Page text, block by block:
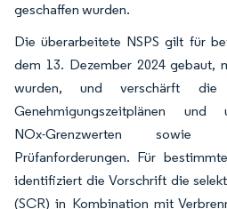
geschaffen wurden.
Die überarbeitete NSPS gilt für
dem 13. Dezember 2024 gebaut,
wurden, und verschärft die
Genehmigungszeitplänen und
NOx-Grenzwerten sowie
Prüfanforderungen. Für
identifiziert die Vorschrift die
(SCR) in Kombination mit